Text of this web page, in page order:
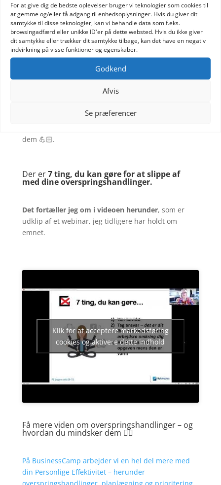
For at give dig de bedste oplevelser bruger vi teknologier som cookies til
at gemme og/eller få adgang til enhedsoplysninger. Hvis du giver dit
samtykke til disse teknologier, kan vi behandle data som f.eks.
browsingadfærd eller unikke ID'er på dette websted. Hvis du ikke giver
dit samtykke eller trækker dit samtykke tilbage, kan det have en negativ
indvirkning på visse funktioner og egenskaber.
Godkend
Afvis
Se præferencer
Find dine overspringshandlinger og bliv mere
effektiv 🌪
For at blive mere effektiv skal du have et overblik
over dine overspringshandlinger. For måske er du
slet ikke bevidst om, hvor du faktisk overspringer.
at klarlægge dine overspringshandlinger
dem 💪🏻.
Der er7 ting, du kan gøre for at slippe af
med dine overspringshandlinger.
Det fortæller jeg om i videoen herunder, som er
udklip af et webinar, jeg tidligere har holdt om
emnet.
Klik for at acceptere markedsføring
cookies og aktivere dette indhold
Få mere viden om overspringshandlinger – og
hvordan du mindsker dem 👍🏻
På BusinessCamp arbejder vi en hel del mere med
din Personlige Effektivitet – herunder
overspringshandlinger, planlægning og prioritering.